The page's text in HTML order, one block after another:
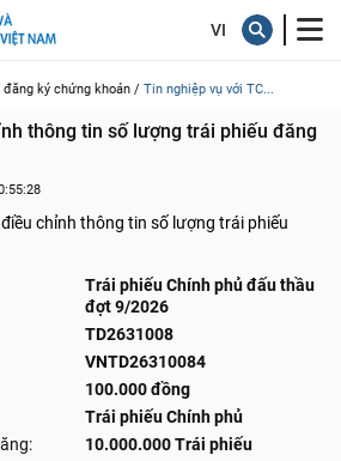
đăng ký chứng khoán / Tin nghiệp vụ với TC...
thông tin số lượng trái phiếu đăng
chỉnh thông tin số lượng trái phiếu
Trái phiếu Chính phủ đấu thầu
đợt 9/2026
TD2631008
VNTD26310084
100.000 đồng
Trái phiếu Chính phủ
10.000.000 Trái phiếu